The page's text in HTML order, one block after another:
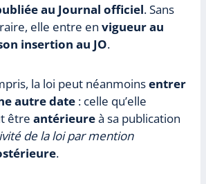
au Journal officiel. Sans
elle entre envigueur au
insertion au JO.
la loi peut néanmoinsentrer
autre date : celle qu’elle
êtreantérieureà sa publication
de la loi par mention
.